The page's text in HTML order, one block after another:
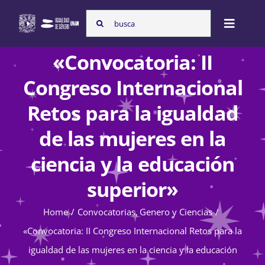
content
Search
for:
Toggle
Inicio
Nosotras
Programas
Atención de la violencia de género
Cursos
«Convocatoria: II
Congreso Internacional
Retos para la igualdad
de las mujeres en la
ciencia y la educación
superior»
Home Convocatorias Genero y Ciencias
«Convocatoria: II Congreso Internacional Retos para la
igualdad de las mujeres en la ciencia y la educación